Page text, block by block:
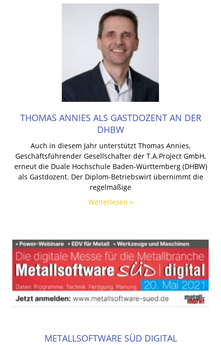
THOMAS ANNIES ALS GASTDOZENT AN DER
DHBW
Auch in diesem Jahr unterstützt Thomas Annies,
Geschäftsführender Gesellschafter der T.A.Project GmbH,
erneut die Duale Hochschule Baden-Württemberg (DHBW)
als Gastdozent. Der Diplom-Betriebswirt übernimmt die
regelmäßige
Weiterlesen »
METALLSOFTWARE SÜD DIGITAL